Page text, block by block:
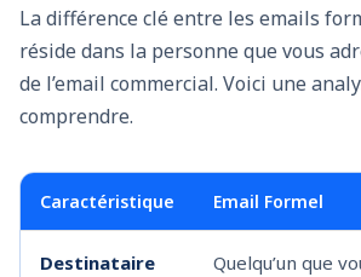
La différence clé entre les emails
réside dans la personne que vous
de l’email commercial. Voici une
comprendre.
Caractéristique Email Formel
Destinataire
Quelqu’un que